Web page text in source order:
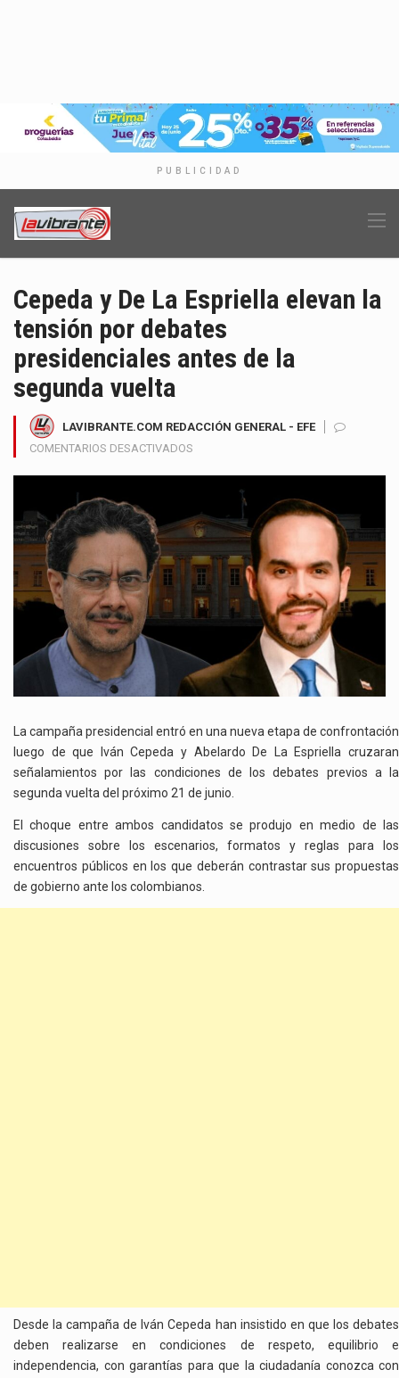
PUBLICIDAD
Cepeda y De La Espriella elevan la
tensión por debates
presidenciales antes de la
segunda vuelta
LAVIBRANTE.COM REDACCIÓN GENERAL - EFE
COMENTARIOS DESACTIVADOS
LA
ESPRIELLA
ELEVAN
LA
TENSIÓN
POR
PRESIDENCIALES
ANTES
DE
SEGUNDA
VUELTA
La campaña presidencial entró en una nueva etapa de confrontación
luego de que Iván Cepeda y Abelardo De La Espriella cruzaran
señalamientos por las condiciones de los debates previos a la
segunda vuelta del próximo 21 de junio.
El choque entre ambos candidatos se produjo en medio de las
discusiones sobre los escenarios, formatos y reglas para los
encuentros públicos en los que deberán contrastar sus propuestas
de gobierno ante los colombianos.
Desde la campaña de Iván Cepeda han insistido en que los debates
deben realizarse en condiciones de respeto, equilibrio e
independencia, con garantías para que la ciudadanía conozca con